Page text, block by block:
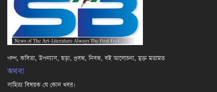
গল্প, কবিতা, উপন্যাস, ছড়া, প্রবন্ধ, নিবন্ধ, বই আলোচনা, মুক্ত মতামত
অথবা
সাহিত্য বিষয়ক যে কোন খবর।